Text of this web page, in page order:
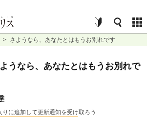
> さようなら、あなたとはもうお別れです
うなら、あなたとはもうお別れで
りに追加して更新通知を受け取ろう